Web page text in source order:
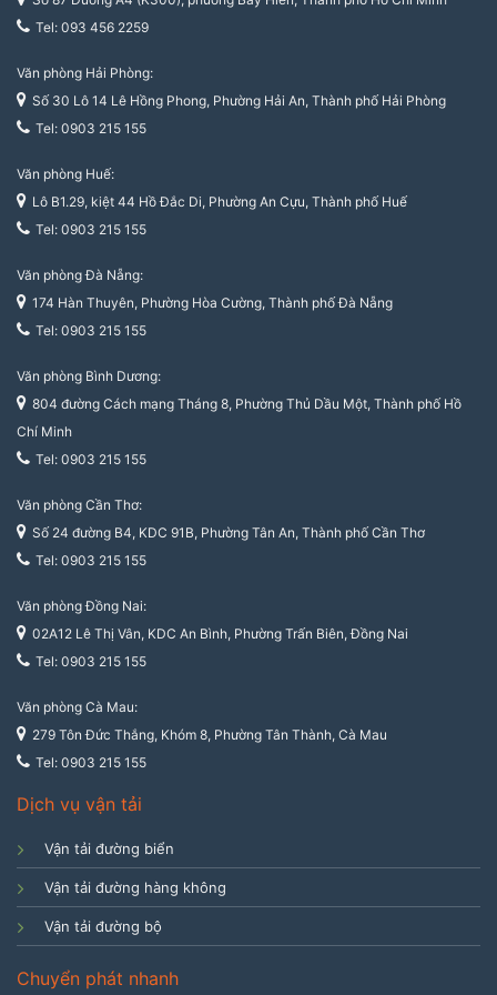
Tel: 093 456 2259
Văn phòng Hải Phòng:
Số 30 Lô 14 Lê Hồng Phong, Phường Hải An, Thành phố Hải Phòng
Tel: 0903 215 155
Văn phòng Huế:
Lô B1.29, kiệt 44 Hồ Đắc Di, Phường An Cựu, Thành phố Huế
Tel: 0903 215 155
Văn phòng Đà Nẵng:
174 Hàn Thuyên, Phường Hòa Cường, Thành phố Đà Nẵng
Tel: 0903 215 155
Văn phòng Bình Dương:
804 đường Cách mạng Tháng 8, Phường Thủ Dầu Một, Thành phố Hồ
Chí Minh
Tel: 0903 215 155
Văn phòng Cần Thơ:
Số 24 đường B4, KDC 91B, Phường Tân An, Thành phố Cần Thơ
Tel: 0903 215 155
Văn phòng Đồng Nai:
02A12 Lê Thị Vân, KDC An Bình, Phường Trấn Biên, Đồng Nai
Tel: 0903 215 155
Văn phòng Cà Mau:
279 Tôn Đức Thắng, Khóm 8, Phường Tân Thành, Cà Mau
Tel: 0903 215 155
Dịch vụ vận tải
Vận tải đường biển
Vận tải đường hàng không
Vận tải đường bộ
Chuyển phát nhanh